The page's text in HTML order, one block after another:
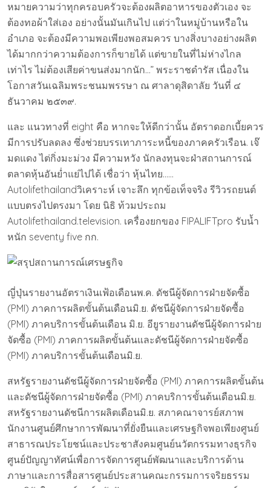
หมายความว่าทุกครอบครัวจะต้องผลิตอาหารของตัวเอง จะ
ต้องทอผ้าใส่เอง อย่างนั้นมันเกินไป แต่ว่าในหมู่บ้านหรือใน
อำเภอ จะต้องมีความพอเพียงพอสมควร บางสิ่งบางอย่างผลิต
ได้มากกว่าความต้องการก็ขายได้ แต่ขายในที่ไม่ห่างไกล
เท่าไร ไม่ต้องเสียค่าขนส่งมากนัก…” พระราชดำรัส เนื่องใน
โอกาสวันเฉลิมพระชนมพรรษา ณ ศาลาดุสิดาลัย วันที่ ๔
ธันวาคม ๒๕๓๙.
และ แนวทางที่ eight คือ หากจะให้ดีกว่านั้น อัตราดอกเบี้ยควร
มีการปรับลดลง ซึ่งช่วยบรรเทาภาระหนี้ของภาคครัวเรือน. เจ๊
มดแดง ไต่กิ่งมะม่วง มีความหวัง นักลงทุนจะฝ่าสถานการณ์
ตลาดหุ้นอันย่ำแย่ไปได้ เชื่อว่า หุ้นไทย……
Autolifethailandวิเคราะห์ เจาะลึก ทุกข้อเท็จจริง รีวิวรถยนต์
แบบตรงไปตรงมา โดย นิธิ ท้วมประถม
Autolifethailand.television. เครื่องยกของ FIPALIFTpro รับน้ำ
หนัก seventy five กก.
ญี่ปุ่นรายงานอัตราเงินเฟ้อเดือนพ.ค. ดัชนีผู้จัดการฝ่ายจัดซื้อ
(PMI) ภาคการผลิตขั้นต้นเดือนมิ.ย. ดัชนีผู้จัดการฝ่ายจัดซื้อ
(PMI) ภาคบริการขั้นต้นเดือน มิ.ย. อียูรายงานดัชนีผู้จัดการฝ่าย
จัดซื้อ (PMI) ภาคการผลิตขั้นต้นและดัชนีผู้จัดการฝ่ายจัดซื้อ
(PMI) ภาคบริการขั้นต้นเดือนมิ.ย.
สหรัฐรายงานดัชนีผู้จัดการฝ่ายจัดซื้อ (PMI) ภาคการผลิตขั้นต้น
และดัชนีผู้จัดการฝ่ายจัดซื้อ (PMI) ภาคบริการขั้นต้นเดือนมิ.ย.
สหรัฐรายงานดัชนีการผลิตเดือนมิ.ย. สภาคณาจารย์สภาพ
นักงานศูนย์ศึกษาการพัฒนาที่ยั่งยืนและเศรษฐกิจพอเพียงศูนย์
สาธารณประโยชน์และประชาสังคมศูนย์นวัตกรรมทางธุรกิจ
ศูนย์ปัญญาทัศน์เพื่อการจัดการศูนย์พัฒนาและบริการด้าน
ภาษาและการสื่อสารศูนย์ประสานคณะกรรมการจริยธรรม